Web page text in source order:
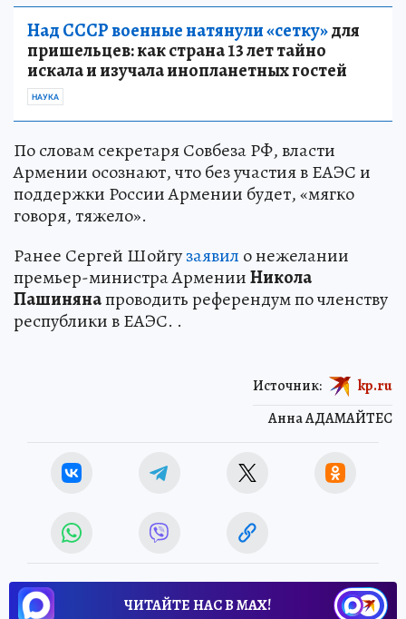
Над СССР военные натянули «сетку»для
пришельцев: как страна 13 лет тайно
искала и изучала инопланетных гостей
НАУКА
По словам секретаря Совбеза РФ, власти
Армении осознают, что без участия в ЕАЭС и
поддержки России Армении будет, «мягко
говоря, тяжело».
Ранее Сергей Шойгузаявил о нежелании
премьер-министра АрменииНикола
Пашинянапроводить референдум по членству
республики в ЕАЭС. .
Анна АДАМАЙТЕС
Источник: kp.ru
ЧИТАЙТЕ НАС В МАХ!